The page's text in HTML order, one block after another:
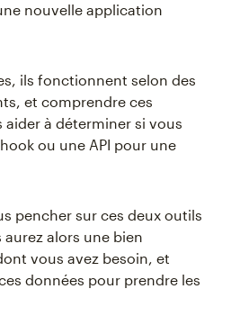
nouvelle application
ils fonctionnent selon des
et comprendre ces
à déterminer si vous
ou une API pour une
pencher sur ces deux outils
alors une bien
vous avez besoin, et
données pour prendre les